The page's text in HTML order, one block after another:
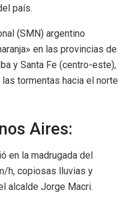
país.
(SMN) argentino
en las provincias de
y Santa Fe (centro-este),
tormentas hacia el norte
Aires:
en la madrugada del
h, copiosas lluvias y
alcalde Jorge Macri.